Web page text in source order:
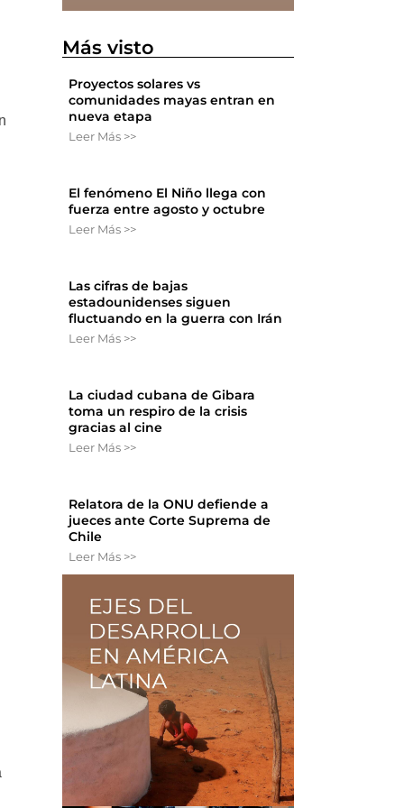
Más visto
Proyectos solares vs
comunidades mayas entran en
nueva etapa
Leer Más >>
El fenómeno El Niño llega con
fuerza entre agosto y octubre
Leer Más >>
Las cifras de bajas
estadounidenses siguen
fluctuando en la guerra con Irán
Leer Más >>
La ciudad cubana de Gibara
toma un respiro de la crisis
gracias al cine
Leer Más >>
Relatora de la ONU defiende a
jueces ante Corte Suprema de
Chile
Leer Más >>